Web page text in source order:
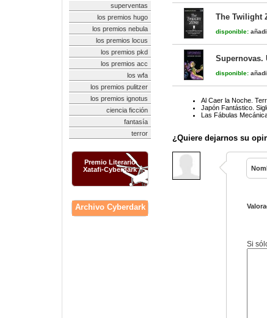
superventas
los premios hugo
los premios nebula
los premios locus
los premios pkd
los premios acc
los wfa
los premios pulitzer
los premios ignotus
ciencia ficción
fantasía
terror
Premio Literario
Xatafi-Cyberdark
Archivo Cyberdark
The Twilight
disponible:
Supernovas.
disponible:
Al Caer la Noche.
Japón Fantástico.
Las Fábulas
¿Quiere dejarnos su
Si